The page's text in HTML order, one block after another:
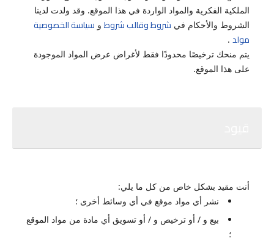
الملكية الفكرية والمواد الواردة في هذا الموقع. وقد ولدت لدينا
الشروط والأحكام في شروط وقالب شروط و سياسة الخصوصية
مولد .
يتم منحك ترخيصًا محدودًا فقط لأغراض عرض المواد الموجودة
على هذا الموقع.
أنت مقيد بشكل خاص من كل ما يلي:
نشر أي مواد موقع في أي وسائط أخرى ؛
بيع و / أو ترخيص و / أو تسويق أي مادة من مواد الموقع
؛